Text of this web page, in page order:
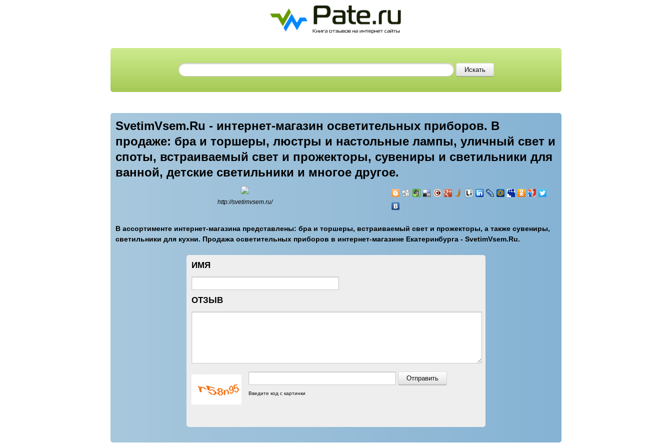
SvetimVsem.Ru - интернет-магазин осветительных приборов. В
продаже: бра и торшеры, люстры и настольные лампы, уличный свет и
споты, встраиваемый свет и прожекторы, сувениры и светильники для
ванной, детские светильники и многое другое.
http://svetimvsem.ru/
В ассортименте интернет-магазина представлены: бра и торшеры, встраиваемый свет и прожекторы, а также сувениры,
светильники для кухни. Продажа осветительных приборов в интернет-магазине Екатеринбурга - SvetimVsem.Ru.
ИМЯ
ОТЗЫВ
Введите код с картинки